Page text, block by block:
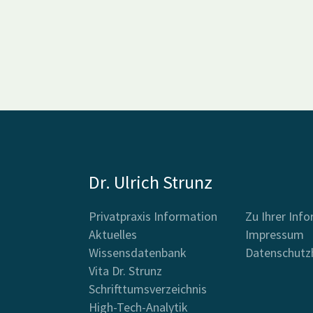
Dr. Ulrich Strunz
Privatpraxis Information
Aktuelles
Wissensdatenbank
Vita Dr. Strunz
Schrifttumsverzeichnis
High-Tech-Analytik
Zu Ihrer
Impressum